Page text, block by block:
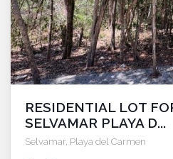
RESIDENTIAL LOT
SELVAMAR PLAYA D...
Selvamar, Playa del Carmen